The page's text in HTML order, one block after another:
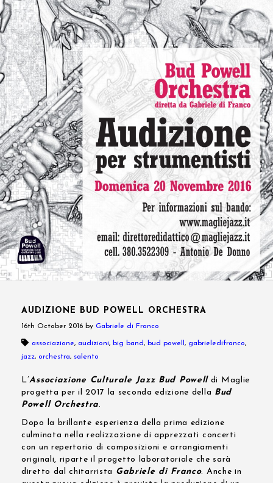
AUDIZIONE BUD POWELL ORCHESTRA
16th October 2016 by Gabriele di Franco
associazione, audizioni, big band, bud powell , gabrieledifranco,
jazz, orchestra, salento
L’Associazione Culturale Jazz Bud Powell di Maglie
progetta per il 2017 la seconda edizione della Bud
Powell Orchestra.
Dopo la brillante esperienza della prima edizione
culminata nella realizzazione di apprezzati concerti
con un repertorio di composizioni e arrangiamenti
originali, riparte il progetto laboratoriale che sarà
diretto dal chitarrista Gabriele di Franco. Anche in